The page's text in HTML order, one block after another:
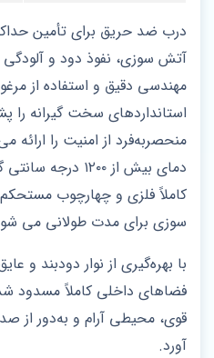
درب ضد حریق برای تأمین
آتش‌ سوزی، نفوذ دود و
مهندسی دقیق و استفاده از
استانداردهای سخت‌ گیرانه
منحصربه‌فرد از امنیت را
دمای بیش از ۱۲۰۰
کاملاً فلزی و چهارچوب
سوزی برای مدت طولانی می‌
با بهره‌گیری از نوار دودبند و
فضاهای داخلی کاملاً مسدود
قوی، محیطی آرام و به‌دور از
آورد.